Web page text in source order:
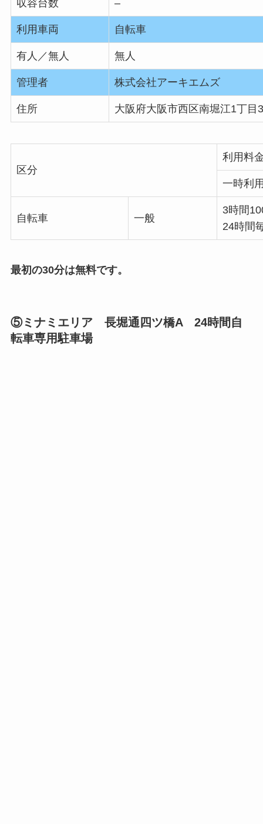
収容台数 –
利用車両 自転車
有人／無人 無人
管理者 株式会社アーキエムズ
住所 大阪府大阪市西区南堀江1丁目
区分
利用料
一時利
自転車 一般
3時間
24時間
最初の30分は無料です。
⑤ミナミエリア 長堀通四ツ橋A 24時間自
転車専用駐車場